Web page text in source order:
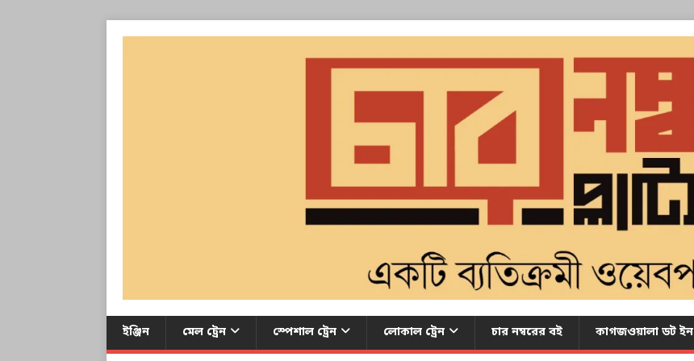
ইঞ্জিন মেল ট্রেন স্পেশাল ট্রেন লোকাল ট্রেন চার নম্বরের বই কাগজওয়ালা ডট ইন